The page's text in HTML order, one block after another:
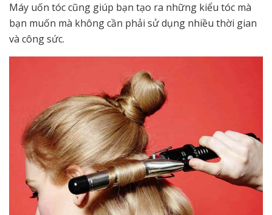
Máy uốn tóc cũng giúp bạn tạo ra những kiểu tóc mà
bạn muốn mà không cần phải sử dụng nhiều thời gian
và công sức.